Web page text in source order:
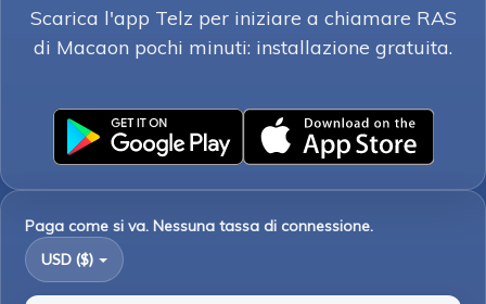
Scarica l'app Telz per iniziare a chiamare RAS
di Macaon pochi minuti: installazione gratuita.
Paga come si va. Nessuna tassa di connessione.
USD ($)